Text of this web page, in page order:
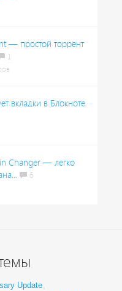
— простой торрент
1
вкладки в Блокноте
Changer — легко
6
Update,